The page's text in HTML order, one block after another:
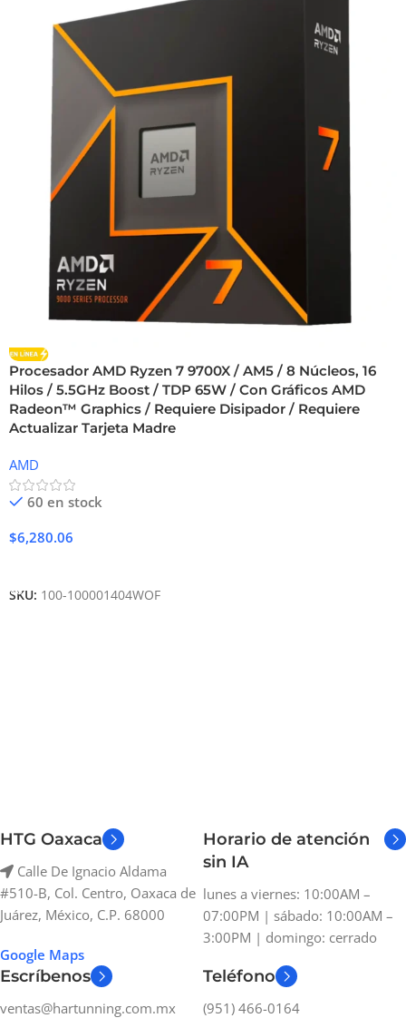
Procesador AMD Ryzen 7 9700X / AM5 / 8 Núcleos, 16
Hilos / 5.5GHz Boost / TDP 65W / Con Gráficos AMD
Radeon™ Graphics / Requiere Disipador / Requiere
Actualizar Tarjeta Madre
AMD
60 en stock
$6,280.06
SKU: 100-100001404WOF
HTG Oaxaca
Calle De Ignacio Aldama
#510-B, Col. Centro, Oaxaca de
Juárez, México, C.P. 68000
Google Maps
Horario de atención
sin IA
lunes a viernes: 10:00AM –
07:00PM | sábado: 10:00AM –
3:00PM | domingo: cerrado
Escríbenos
ventas@hartunning.com.mx
Teléfono
(951) 466-0164